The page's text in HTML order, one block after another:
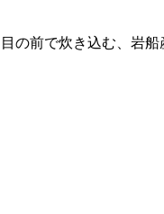
目の前で炊き込む、岩船